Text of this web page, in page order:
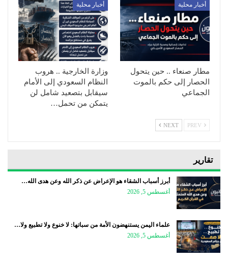
أخبار محلية
مطار صنعاء .. حين يتحول
الحصار إلى حكم بالموت
الجماعي
أخبار محلية
وزارة الخارجية .. هروب
النظام السعودي إلى الأمام
سيقابل بتصعيد شامل لن
يتمكن من تحمل…
NEXT
تقارير
أبرز أسباب الشقاء هو الإعراض عن ذكر الله وعن هدى الله…
أغسطس 5, 2026
علماء اليمن يستنهضون الأمة من سباتها: لا خنوع ولا تطبيع ولا…
أغسطس 5, 2026